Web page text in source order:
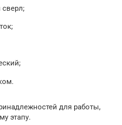
для работы,
этапу.